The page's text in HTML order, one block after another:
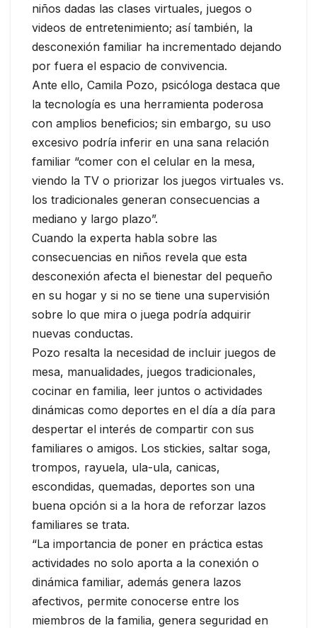
niños dadas las clases virtuales, juegos o
videos de entretenimiento; así también, la
desconexión familiar ha incrementado dejando
por fuera el espacio de convivencia.
Ante ello, Camila Pozo, psicóloga destaca que
la tecnología es una herramienta poderosa
con amplios beneficios; sin embargo, su uso
excesivo podría inferir en una sana relación
familiar “comer con el celular en la mesa,
viendo la TV o priorizar los juegos virtuales vs.
los tradicionales generan consecuencias a
mediano y largo plazo”.
Cuando la experta habla sobre las
consecuencias en niños revela que esta
desconexión afecta el bienestar del pequeño
en su hogar y si no se tiene una supervisión
sobre lo que mira o juega podría adquirir
nuevas conductas.
Pozo resalta la necesidad de incluir juegos de
mesa, manualidades, juegos tradicionales,
cocinar en familia, leer juntos o actividades
dinámicas como deportes en el día a día para
despertar el interés de compartir con sus
familiares o amigos. Los stickies, saltar soga,
trompos, rayuela, ula-ula, canicas,
escondidas, quemadas, deportes son una
buena opción si a la hora de reforzar lazos
familiares se trata.
“La importancia de poner en práctica estas
actividades no solo aporta a la conexión o
dinámica familiar, además genera lazos
afectivos, permite conocerse entre los
miembros de la familia, genera seguridad en